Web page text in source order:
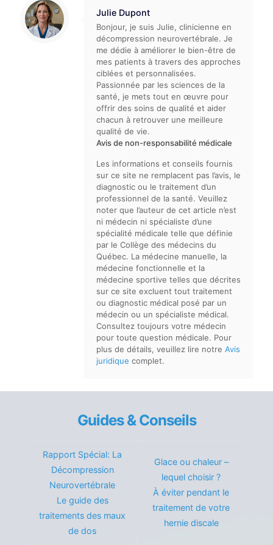
Julie Dupont
Bonjour, je suis Julie, clinicienne en
décompression neurovertébrale. Je
me dédie à améliorer le bien-être de
mes patients à travers des approches
ciblées et personnalisées.
Passionnée par les sciences de la
santé, je mets tout en œuvre pour
offrir des soins de qualité et aider
chacun à retrouver une meilleure
qualité de vie.
Avis de non-responsabilité médicale
Les informations et conseils fournis
sur ce site ne remplacent pas l’avis, le
diagnostic ou le traitement d’un
professionnel de la santé. Veuillez
noter que l’auteur de cet article n’est
ni médecin ni spécialiste d’une
spécialité médicale telle que définie
par le Collège des médecins du
Québec. La médecine manuelle, la
médecine fonctionnelle et la
médecine sportive telles que décrites
sur ce site excluent tout traitement
ou diagnostic médical posé par un
médecin ou un spécialiste médical.
Consultez toujours votre médecin
pour toute question médicale. Pour
plus de détails, veuillez lire notre Avis
juridique complet.
Guides & Conseils
Rapport Spécial: La
Décompression
Neurovertébrale
Le guide des
traitements des maux
de dos
Glace ou chaleur –
lequel choisir ?
À éviter pendant le
traitement de votre
hernie discale